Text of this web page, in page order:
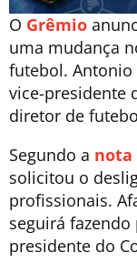
O Grêmio
uma mudança
futebol. Antonio
vice-presidente
diretor de
Segundo a nota
solicitou o
profissionais.
seguirá
presidente do